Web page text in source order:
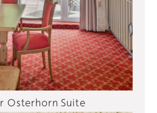
Osterhorn Suite